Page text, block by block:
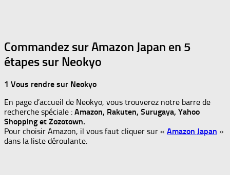
Commandez sur Amazon Japan en 5
étapes sur Neokyo
1 Vous rendre sur Neokyo
En page d’accueil de Neokyo, vous trouverez notre barre de
recherche spéciale : Amazon, Rakuten, Surugaya, Yahoo
Shopping et Zozotown.
Pour choisir Amazon, il vous faut cliquer sur « Amazon Japan »
dans la liste déroulante.